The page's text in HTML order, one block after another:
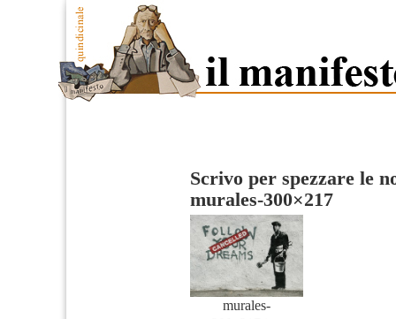
Scrivo per spezzare le
murales-300×217
murales-